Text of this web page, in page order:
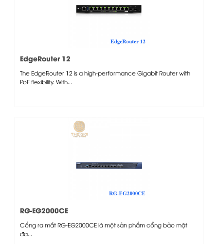
EdgeRouter 12
The EdgeRouter 12 is a high-performance Gigabit Router with
PoE flexibility. With...
RG-EG2000CE
Cổng ra mắt RG-EG2000CE là một sản phẩm cổng bảo mật
đa...